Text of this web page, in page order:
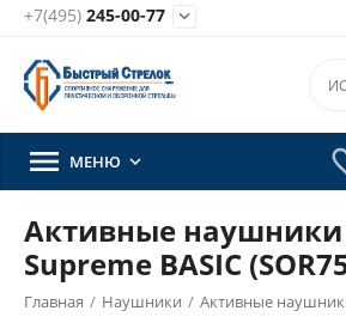
+7(495) 245-00-77 
 МЕНЮ 
Активные наушники
Supreme BASIC
Главная / Наушники / Активные